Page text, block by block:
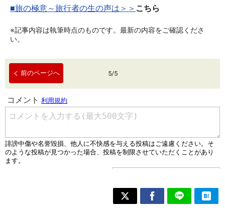
■旅の極意～旅行者の生の声は＞＞ こちら
※記事内容は執筆時点のものです。最新の内容をご確認くださ
い。
前のページへ 5/5